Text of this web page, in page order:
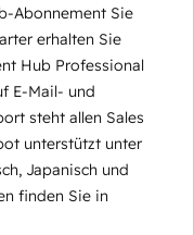
Abonnement Sie
erhalten Sie
Hub Professional
E-Mail- und
steht allen Sales
unterstützt unter
Japanisch und
finden Sie in